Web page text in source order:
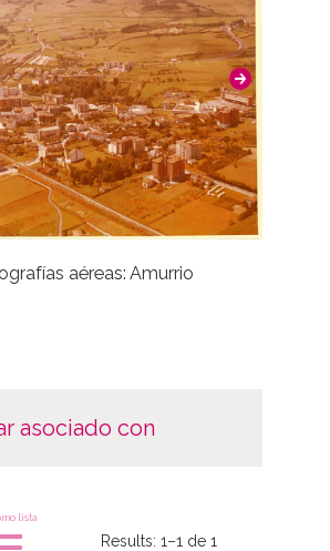
4.0
03708
aéreas: Amurrio
asociado con
lista
Results:1–1 de 1